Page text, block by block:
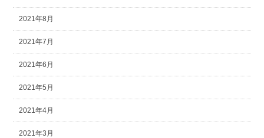
2021年8月
2021年7月
2021年6月
2021年5月
2021年4月
2021年3月